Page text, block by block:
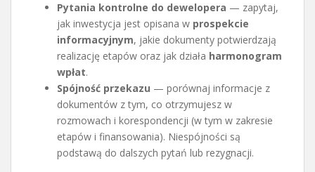
Pytania kontrolne do dewelopera — zapytaj,
jak inwestycja jest opisana w prospekcie
informacyjnym, jakie dokumenty potwierdzają
realizację etapów oraz jak działa harmonogram
wpłat.
Spójność przekazu — porównaj informacje z
dokumentów z tym, co otrzymujesz w
rozmowach i korespondencji (w tym w zakresie
etapów i finansowania). Niespójności są
podstawą do dalszych pytań lub rezygnacji.